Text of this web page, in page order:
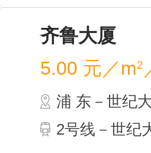
齐鲁大厦
5.00 元／m2
浦 东－世纪
2号线－世纪